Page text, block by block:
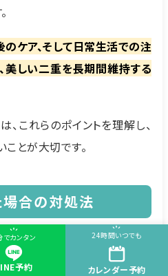
でカンタン
予約
24時間いつでも
カレンダー予約
ケア、そして日常生活での注
美しい二重を長期間維持する
これらのポイントを理解し、
とが大切です。
合の対処法